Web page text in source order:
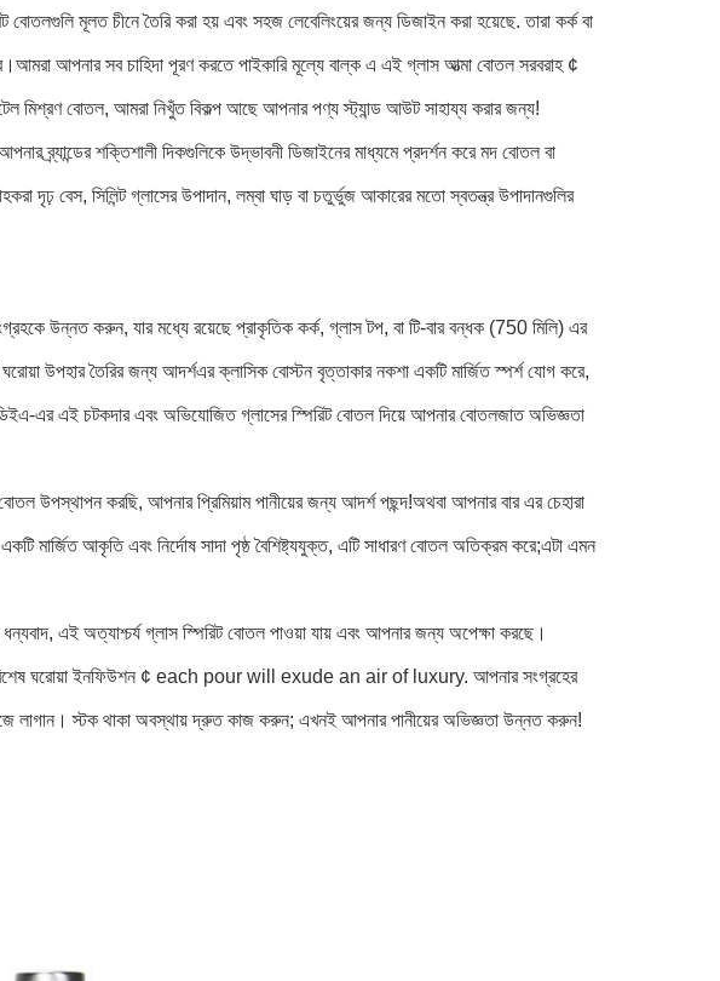
বোতলগুলি মূলত চীনে তৈরি করা হয় এবং সহজ লেবেলিংয়ের জন্য ডিজাইন করা হয়েছে. তারা কর্ক বা
আপনার সব চাহিদা পূরণ করতে পাইকারি মূল্যে বাল্ক এ এই গ্লাস আত্মা বোতল সরবরাহ ¢
মিশ্রণ বোতল, আমরা নিখুঁত বিকল্প আছে আপনার পণ্য স্ট্যান্ড আউট সাহায্য করার জন্য!
ব্র্যান্ডের শক্তিশালী দিকগুলিকে উদ্ভাবনী ডিজাইনের মাধ্যমে প্রদর্শন করে মদ বোতল বা
দৃঢ় বেস, সিলিন্ট গ্লাসের উপাদান, লম্বা ঘাড় বা চতুর্ভুজ আকারের মতো স্বতন্ত্র উপাদানগুলির
উন্নত করুন, যার মধ্যে রয়েছে প্রাকৃতিক কর্ক, গ্লাস টপ, বা টি-বার বন্ধক (750 মিলি) এর
উপহার তৈরির জন্য আদর্শএর ক্লাসিক বোস্টন বৃত্তাকার নকশা একটি মার্জিত স্পর্শ যোগ করে,
এর এই চটকদার এবং অভিযোজিত গ্লাসের স্পিরিট বোতল দিয়ে আপনার বোতলজাত অভিজ্ঞতা
উপস্থাপন করছি, আপনার প্রিমিয়াম পানীয়ের জন্য আদর্শ পছন্দ!অথবা আপনার বার এর চেহারা
মার্জিত আকৃতি এবং নির্দোষ সাদা পৃষ্ঠ বৈশিষ্ট্যযুক্ত, এটি সাধারণ বোতল অতিক্রম করে;এটা এমন
এই অত্যাশ্চর্য গ্লাস স্পিরিট বোতল পাওয়া যায় এবং আপনার জন্য অপেক্ষা করছে।
বিশেষ ঘরোয়া ইনফিউশন ¢ each pour will exude an air of luxury. আপনার সংগ্রহের
লাগান। স্টক থাকা অবস্থায় দ্রুত কাজ করুন; এখনই আপনার পানীয়ের অভিজ্ঞতা উন্নত করুন!